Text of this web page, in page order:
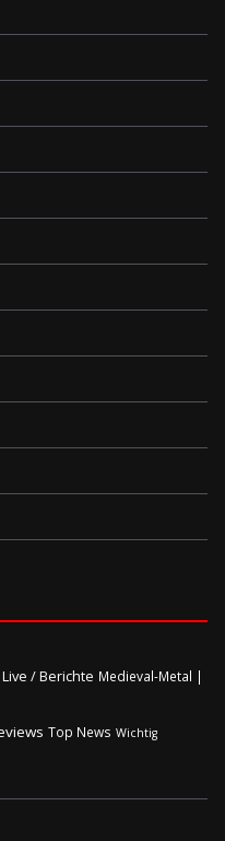
Live / Berichte Medieval-Metal |
Top News Wichtig